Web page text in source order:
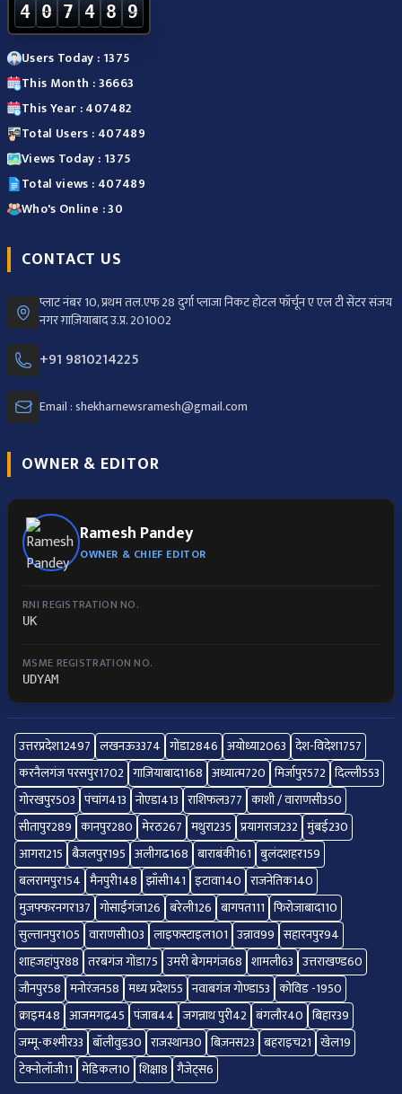
4 0 7 4 8 9
Users Today : 1375
This Month : 36663
This Year : 407482
Total Users : 407489
Views Today : 1375
Total views : 407489
Who's Online : 30
CONTACT US
प्लाट नंबर 10, प्रथम तल.एफ 28 दुर्गा प्लाजा निकट होटल फॉर्चून ए एल टी सेंटर संजय
नगर ग़ाज़ियाबाद उ.प्र. 201002
+91 9810214225
Email : shekharnewsramesh@gmail.com
OWNER & EDITOR
Ramesh Pandey
OWNER & CHIEF EDITOR
RNI REGISTRATION NO.
UK
MSME REGISTRATION NO.
UDYAM
उत्तरप्रदेश12497 लखनऊ3374 गोंडा2846 अयोध्या2063 देश-विदेश1757
करनैलगंज परसपुर1702 गाज़ियाबाद1168 अध्यात्म720 मिर्जापुर572 दिल्ली553
गोरखपुर503 पंचांग413 नोएडा413 राशिफल377 काशी / वाराणसी350
सीतापुर289 कानपुर280 मेरठ267 मथुरा235 प्रयागराज232 मुंबई230
आगरा215 बैजलपुर195 अलीगढ168 बाराबंकी161 बुलंदशहर159
बलरामपुर154 मैनपुरी148 झाँसी141 इटावा140 राजनेतिक140
मुजफ्फरनगर137 गोसाईंगंज126 बरेली126 बागपत111 फिरोजाबाद110
सुल्तानपुर105 वाराणसी103 लाइफस्टाइल101 उन्नाव99 सहारनपुर94
शाहजहांपुर88 तरबगंज गोंडा75 उमरी बेगमगंज68 शामली63 उत्तराखण्ड60
जौनपुर58 मनोरंजन58 मध्य प्रदेश55 नवाबगंज गोण्डा53 कोविड -1950
क्राइम48 आजमगढ़45 पंजाब44 जगन्नाथ पुरी42 बंगलौर40 बिहार39
जम्मू-कश्मीर33 बॉलीवुड30 राजस्थान30 बिज़नस23 बहराइच21 खेल19
टेक्नोलॉजी11 मेडिकल10 शिक्षा8 गैजेट्स6